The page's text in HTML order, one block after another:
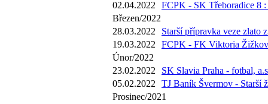
02.04.2022
FCPK - SK Třeboradice 8 :
Březen/2022
28.03.2022
Starší přípravka veze zlato
19.03.2022
FCPK - FK Viktoria
Únor/2022
23.02.2022
SK Slavia Praha - fotbal,
05.02.2022
TJ Baník Švermov - Starší
Prosinec/2021